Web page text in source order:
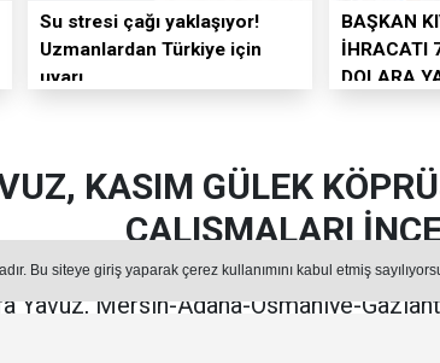
Bu siteye giriş yaparak çerez kullanımını kabul etmiş
Su stresi çağı yaklaşıyor!
Uzmanlardan Türkiye için
uyarı
BAŞKAN
İHRACATI
DOLARA
KASIM GÜLEK
ÇALIŞMALARI
Yavuz, Mersin-Adana-Osmaniye-